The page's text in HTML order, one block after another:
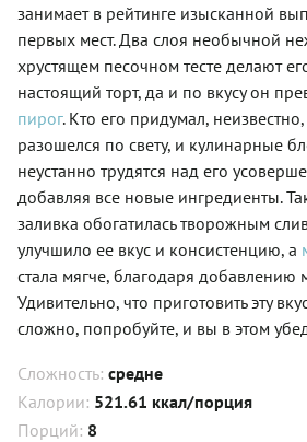
занимает в рейтинге изысканной
первых мест. Два слоя необычной
хрустящем песочном тесте делают
настоящий торт, да и по вкусу он
пирог. Кто его придумал,
разошелся по свету, и кулинарные
неустанно трудятся над его
добавляя все новые ингредиенты.
заливка обогатилась творожным
улучшило ее вкус и консистенцию, а
стала мягче, благодаря добавлению
Удивительно, что приготовить эту
сложно, попробуйте, и вы в этом
Сложность: средне
Калории: 521.61 ккал/порция
Порций: 8